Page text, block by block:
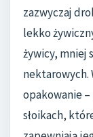
zazwyczaj
lekko
żywicy, mniej
nektarowych.
opakowanie
słoikach,